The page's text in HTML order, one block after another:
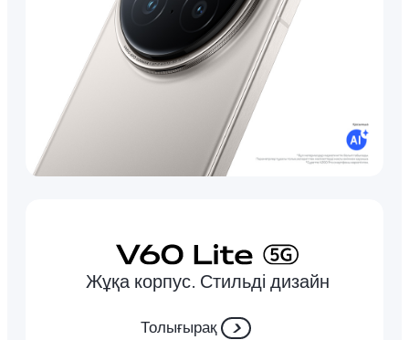
Жұқа корпус. Стильді дизайн
Толығырақ